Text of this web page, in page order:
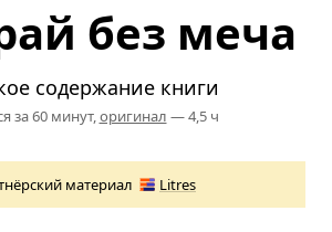
без меча
содержание книги
за 60 минут,оригинал — 4,5 ч
материал Litres